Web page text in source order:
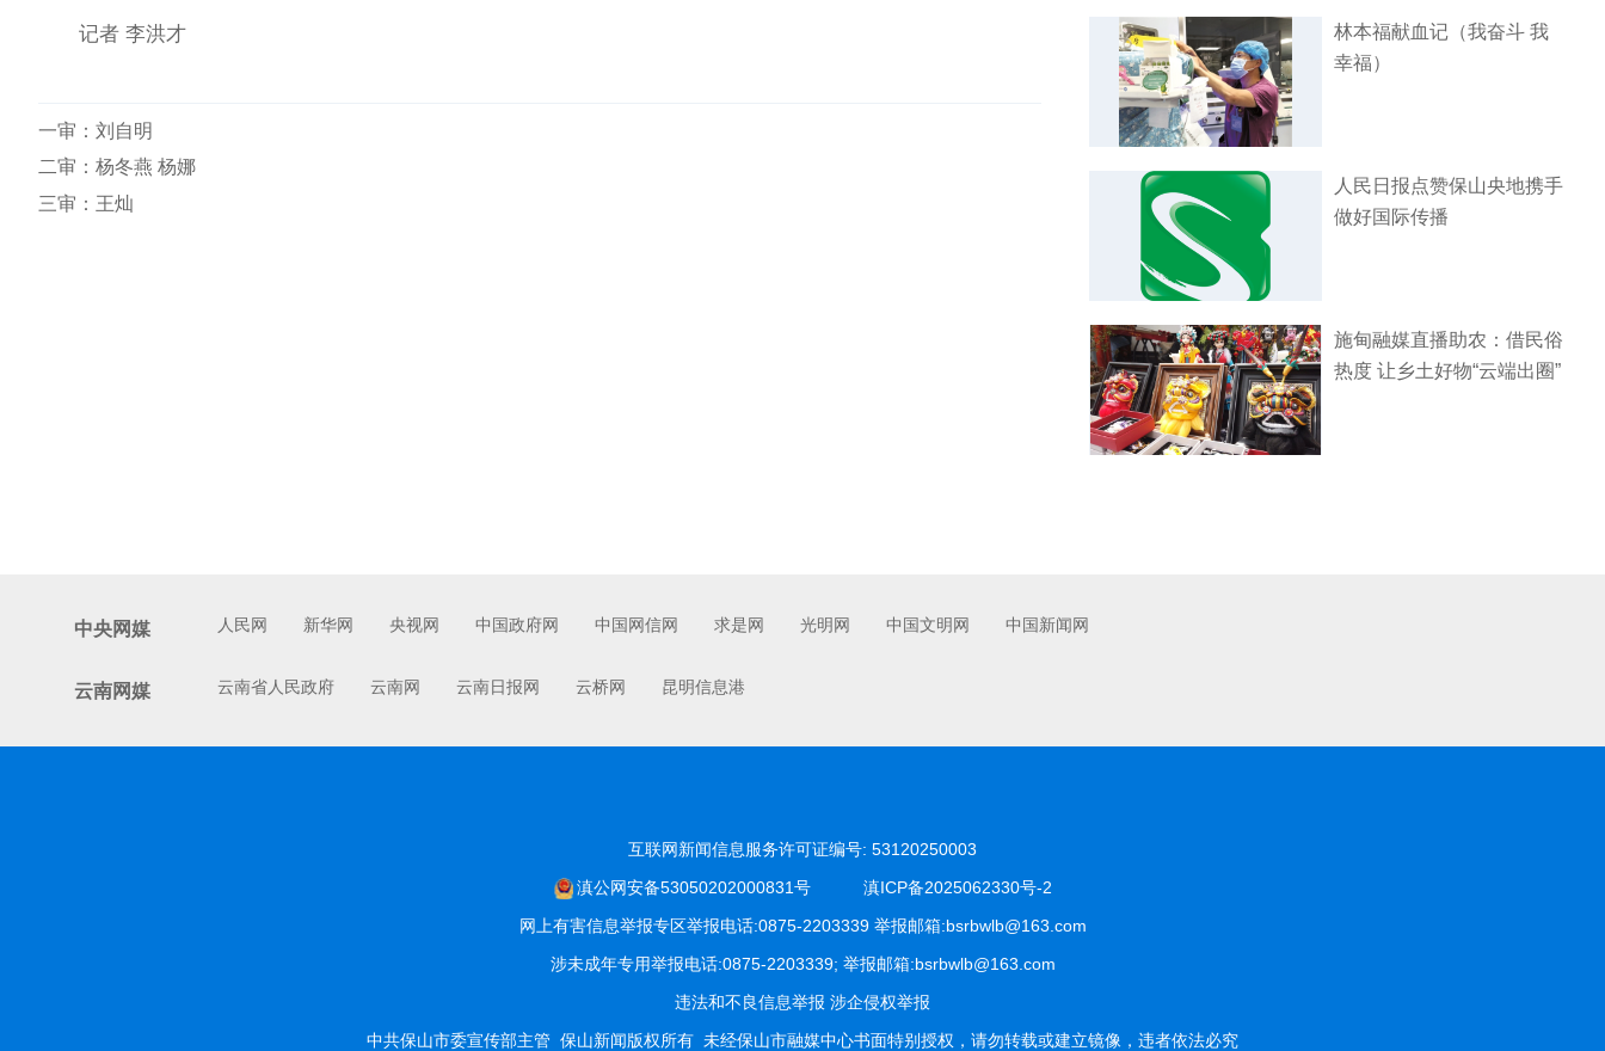
记者 李洪才
一审： 刘自明
二审：杨冬燕 杨娜
三审：王灿
林本福献血记（我奋斗 我
幸福）
人民日报点赞保山央地携手
做好国际传播
施甸融媒直播助农：借民俗
热度 让乡土好物“云端出圈”
中央网媒 人民网 新华网 央视网 中国政府网 中国网信网 求是网 光明网 中国文明网 中国新闻网
云南网媒 云南省人民政府 云南网 云南日报网 云桥网 昆明信息港
互联网新闻信息服务许可证编号: 53120250003
滇公网安备53050202000831号
滇ICP备2025062330号-2
网上有害信息举报专区举报电话:0875-2203339 举报邮箱:bsrbwlb@163.com
涉未成年专用举报电话:0875-2203339; 举报邮箱:bsrbwlb@163.com
违法和不良信息举报 涉企侵权举报
中共保山市委宣传部主管 保山新闻版权所有 未经保山市融媒中心书面特别授权，请勿转载或建立镜像，违者依法必究